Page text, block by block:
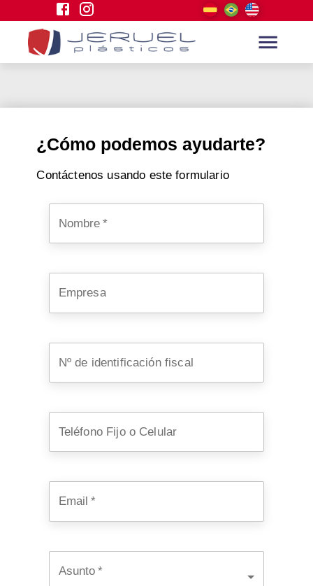
¿Cómo podemos ayudarte?
Contáctenos usando este formulario
Nombre *
Empresa
Nº de identificación fiscal
Teléfono Fijo o Celular
Email *
Asunto *